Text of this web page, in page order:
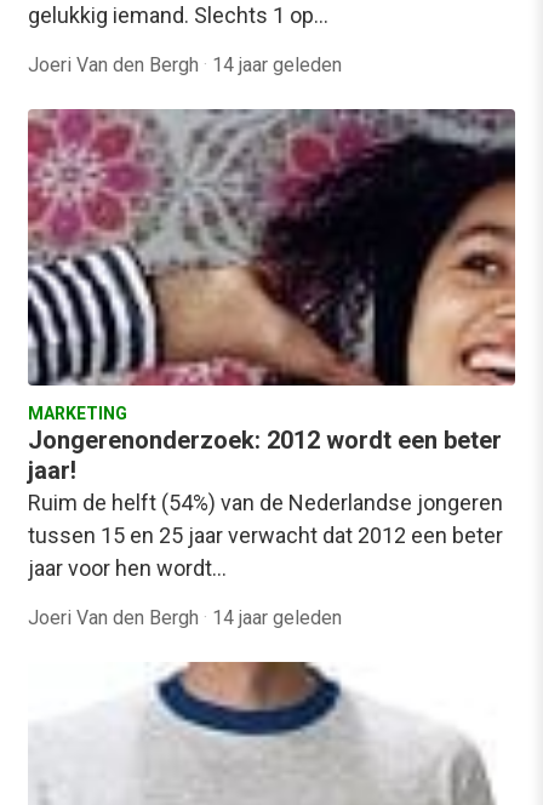
gelukkig iemand. Slechts 1 op…
Joeri Van den Bergh · 14 jaar geleden
MARKETING
Jongerenonderzoek: 2012 wordt een beter
jaar!
Ruim de helft (54%) van de Nederlandse jongeren
tussen 15 en 25 jaar verwacht dat 2012 een beter
jaar voor hen wordt…
Joeri Van den Bergh · 14 jaar geleden